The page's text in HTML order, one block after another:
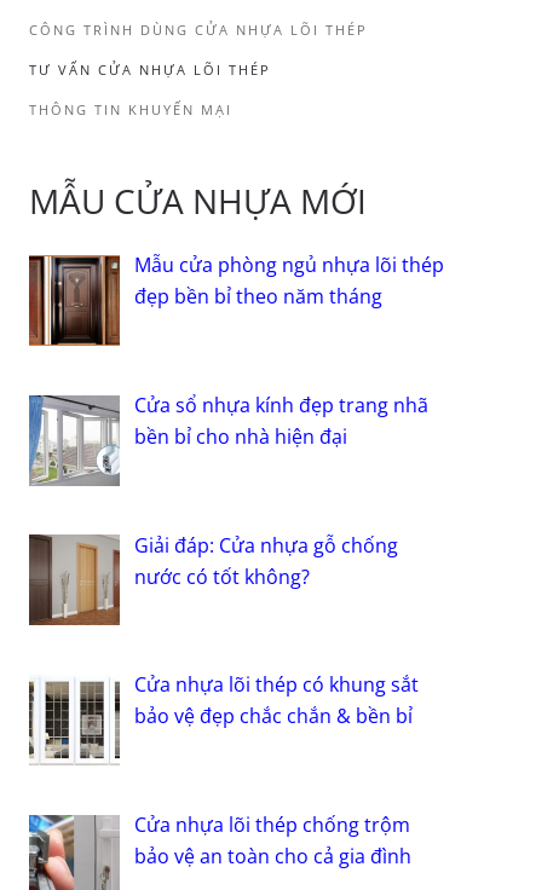
CÔNG TRÌNH DÙNG CỬA NHỰA LÕI THÉP
TƯ VẤN CỬA NHỰA LÕI THÉP
THÔNG TIN KHUYẾN MẠI
MẪU CỬA NHỰA MỚI
Mẫu cửa phòng ngủ nhựa lõi thép
đẹp bền bỉ theo năm tháng
Cửa sổ nhựa kính đẹp trang nhã
bền bỉ cho nhà hiện đại
Giải đáp: Cửa nhựa gỗ chống
nước có tốt không?
Cửa nhựa lõi thép có khung sắt
bảo vệ đẹp chắc chắn & bền bỉ
Cửa nhựa lõi thép chống trộm
bảo vệ an toàn cho cả gia đình